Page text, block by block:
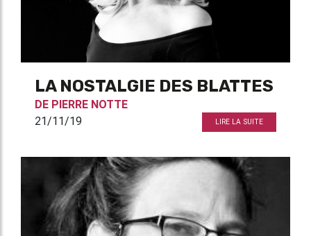
LA NOSTALGIE DES BLATTES
DE PIERRE NOTTE
21/11/19
LIRE LA SUITE